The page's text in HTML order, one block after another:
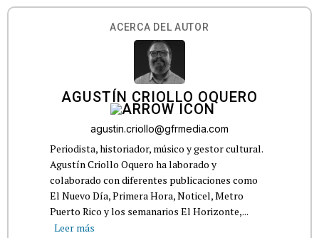
ACERCA DEL AUTOR
AGUSTÍN CRIOLLO OQUERO
agustin.criollo@gfrmedia.com
Periodista, historiador, músico y gestor cultural.
Agustín Criollo Oquero ha laborado y
colaborado con diferentes publicaciones como
El Nuevo Día, Primera Hora, Noticel, Metro
Puerto Rico y los semanarios El Horizonte,...
Leer más